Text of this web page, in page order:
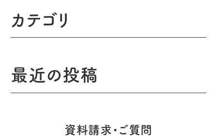
カテゴリ
最近の投稿
資料請求・ご質問